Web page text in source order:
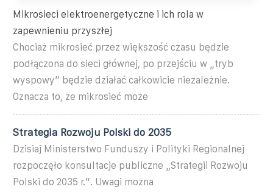
Mikrosieci elektroenergetyczne i ich rola w
zapewnieniu przyszłej
Chociaż mikrosieć przez większość czasu będzie
podłączona do sieci głównej, po przejściu w „tryb
wyspowy” będzie działać całkowicie niezależnie.
Oznacza to, że mikrosieć może
Strategia Rozwoju Polski do 2035
Dzisiaj Ministerstwo Funduszy i Polityki Regionalnej
rozpoczęło konsultacje publiczne „Strategii Rozwoju
Polski do 2035 r.”. Uwagi można